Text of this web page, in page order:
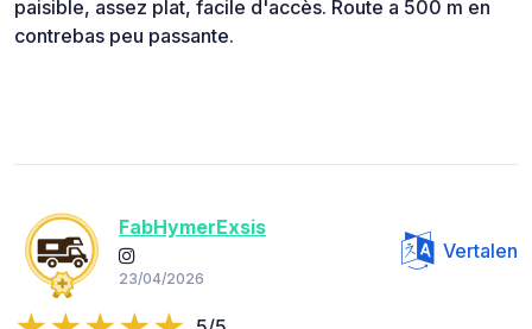
paisible, assez plat, facile d'accès. Route a 500 m en
contrebas peu passante.
FabHymerExsis
23/04/2026
Vertalen